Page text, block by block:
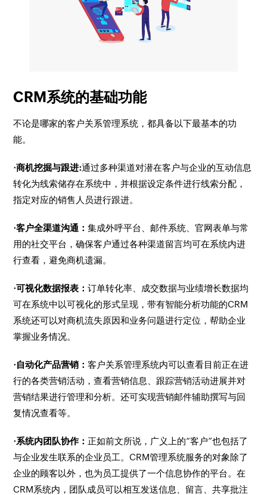
CRM系统的基础功能
不论是哪家的客户关系管理系统，都具备以下最基本的功
能。
·商机挖掘与跟进:通过多种渠道对潜在客户与企业的互动信息
转化为线索储存在系统中，并根据设定条件进行线索分配，
指定对应的销售人员进行跟进。
·客户全渠道沟通：集成外呼平台、邮件系统、官网表单与常
用的社交平台，确保客户通过各种渠道留言均可在系统内进
行查看，避免商机遗漏。
·可视化数据报表：订单转化率、成交数据与业绩增长数据均
可在系统中以可视化的形式呈现，带有智能分析功能的CRM
系统还可以对商机流失原因和业务问题进行定位，帮助企业
掌握业务情况。
·自动化产品营销：客户关系管理系统内可以查看目前正在进
行的各类营销活动，查看营销信息、跟踪营销活动进展并对
营销结果进行管理和分析。还可实现营销邮件辅助撰写与回
复情况查看等。
·系统内团队协作： 正如前文所说，广义上的“客户”也包括了
与企业发生联系的企业员工。CRM管理系统服务的对象除了
企业的顾客以外，也为员工提供了一个信息协作的平台。在
CRM系统内，团队成员可以相互发送信息、留言、共享批注